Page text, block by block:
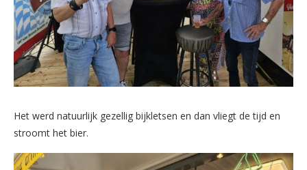
Het werd natuurlijk gezellig bijkletsen en dan vliegt de tijd en
stroomt het bier.